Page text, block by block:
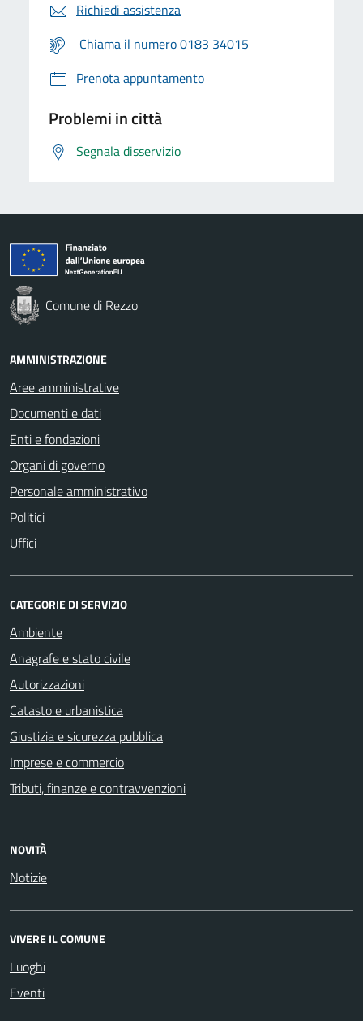
Richiedi assistenza
Chiama il numero 0183 34015
Prenota appuntamento
Problemi in città
Segnala disservizio
Comune di Rezzo
AMMINISTRAZIONE
Aree amministrative
Documenti e dati
Enti e fondazioni
Organi di governo
Personale amministrativo
Politici
Uffici
CATEGORIE DI SERVIZIO
Ambiente
Anagrafe e stato civile
Autorizzazioni
Catasto e urbanistica
Giustizia e sicurezza pubblica
Imprese e commercio
Tributi, finanze e contravvenzioni
NOVITÀ
Notizie
VIVERE IL COMUNE
Luoghi
Eventi